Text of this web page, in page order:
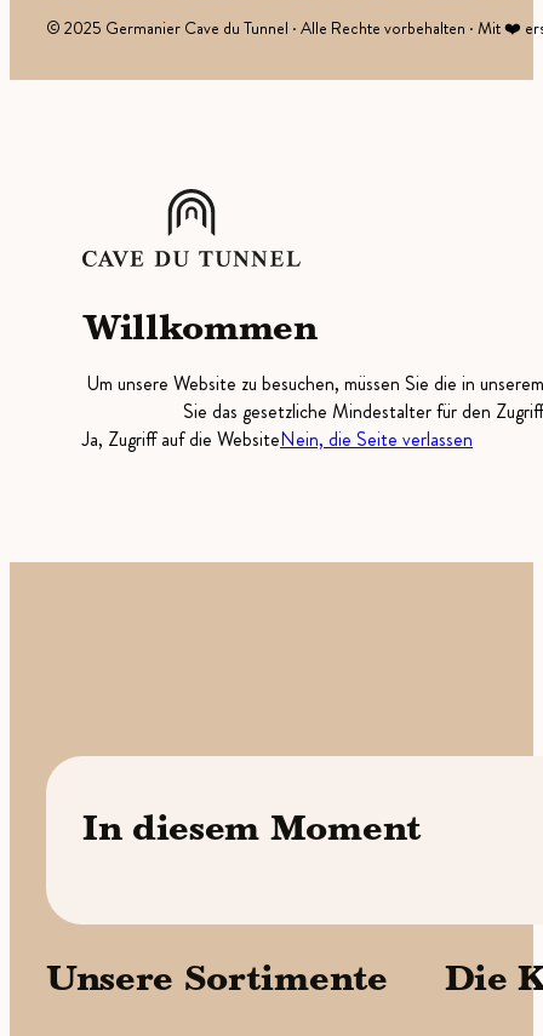
© 2025 Germanier Cave du Tunnel · Alle Rechte vorbehalten · Mit ❤️
Willkommen
Um unsere Website zu besuchen, müssen Sie die in
Sie das gesetzliche Mindestalter für den
Ja, Zugriff auf die WebsiteNein, die Seite verlassen
In diesem Moment
Unsere Sortimente Die